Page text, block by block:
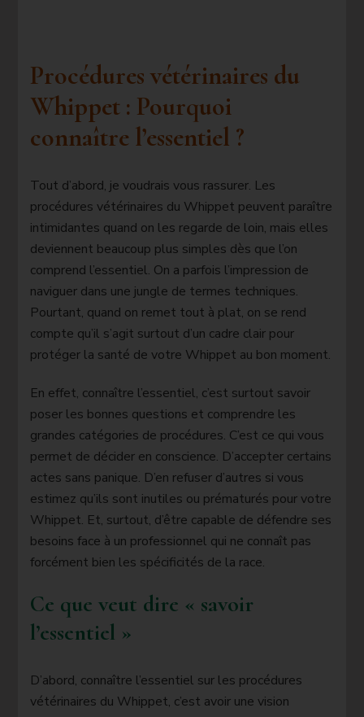
Procédures vétérinaires du
Whippet : Pourquoi
connaître l’essentiel ?
Tout d’abord, je voudrais vous rassurer. Les
procédures vétérinaires du Whippet peuvent paraître
intimidantes quand on les regarde de loin, mais elles
deviennent beaucoup plus simples dès que l’on
comprend l’essentiel. On a parfois l’impression de
naviguer dans une jungle de termes techniques.
Pourtant, quand on remet tout à plat, on se rend
compte qu’il s’agit surtout d’un cadre clair pour
protéger la santé de votre Whippet au bon moment.
En effet, connaître l’essentiel, c’est surtout savoir
poser les bonnes questions et comprendre les
grandes catégories de procédures. C’est ce qui vous
permet de décider en conscience. D’accepter certains
actes sans panique. D’en refuser d’autres si vous
estimez qu’ils sont inutiles ou prématurés pour votre
Whippet. Et, surtout, d’être capable de défendre ses
besoins face à un professionnel qui ne connaît pas
forcément bien les spécificités de la race.
Ce que veut dire « savoir
l’essentiel »
D’abord, connaître l’essentiel sur les procédures
vétérinaires du Whippet, c’est avoir une vision